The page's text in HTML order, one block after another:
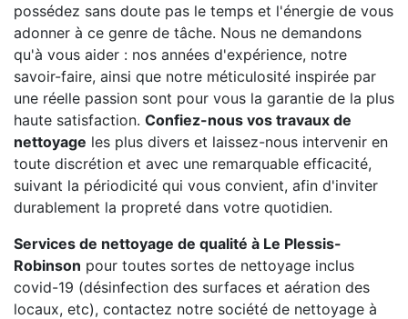
possédez sans doute pas le temps et l'énergie de vous
adonner à ce genre de tâche. Nous ne demandons
qu'à vous aider : nos années d'expérience, notre
savoir-faire, ainsi que notre méticulosité inspirée par
une réelle passion sont pour vous la garantie de la plus
haute satisfaction. Confiez-nous vos travaux de
nettoyage les plus divers et laissez-nous intervenir en
toute discrétion et avec une remarquable efficacité,
suivant la périodicité qui vous convient, afin d'inviter
durablement la propreté dans votre quotidien.
Services de nettoyage de qualité à Le Plessis-
Robinson pour toutes sortes de nettoyage inclus
covid-19 (désinfection des surfaces et aération des
locaux, etc), contactez notre société de nettoyage à